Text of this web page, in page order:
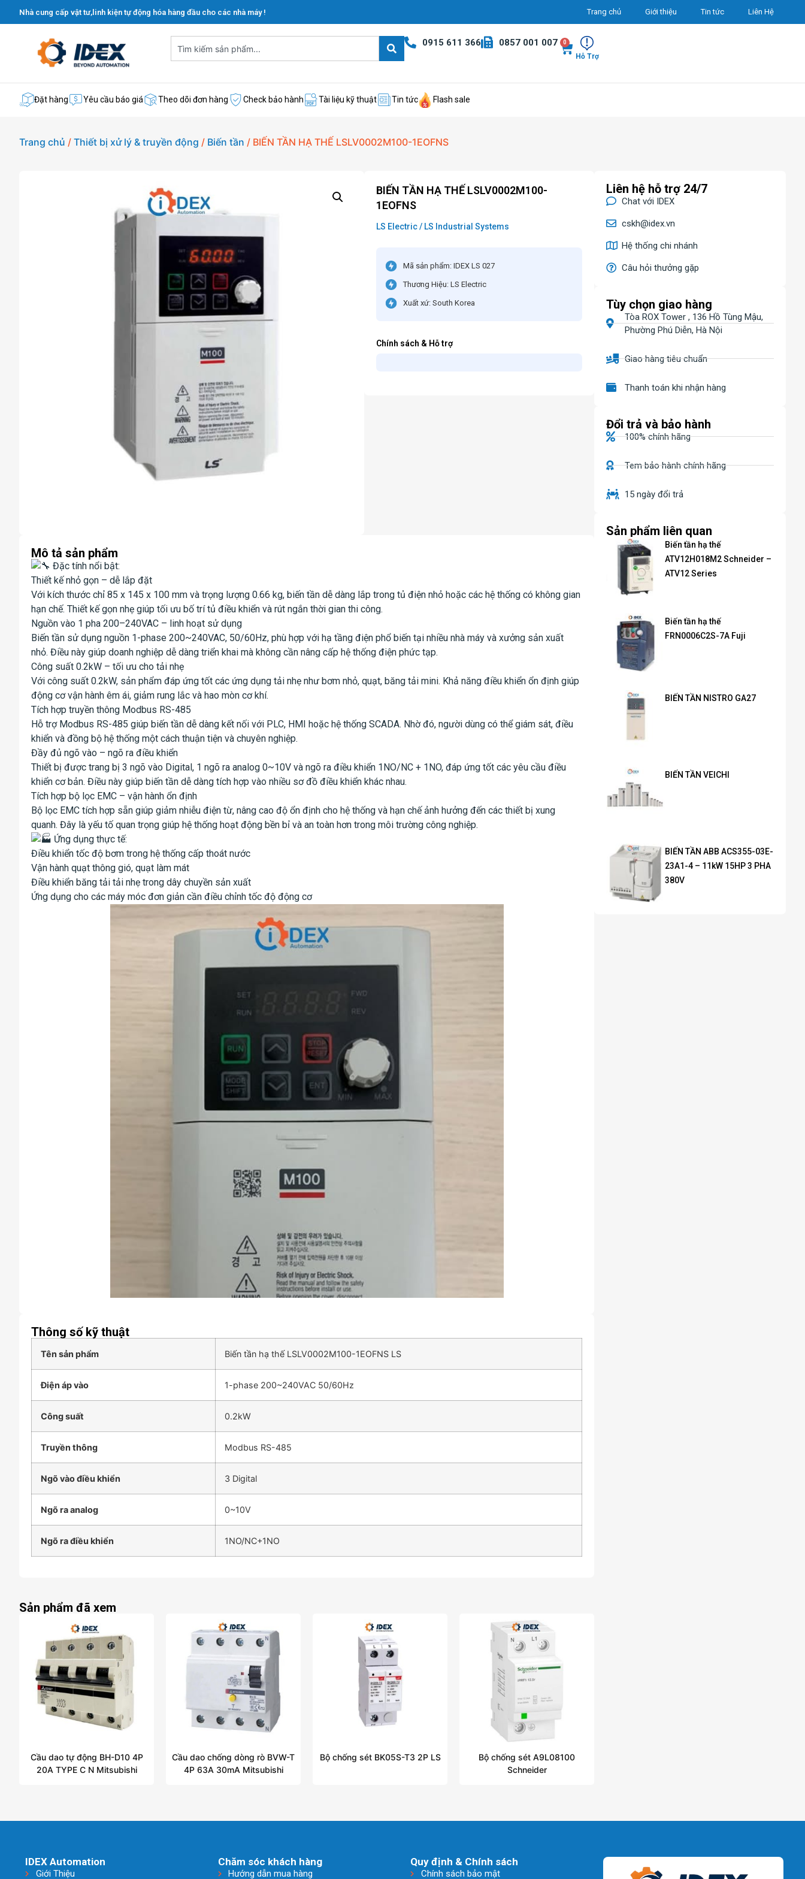
Nhà cung cấp vật tư,linh kiện tự động hóa hàng đầu cho các nhà máy ! Trang chủ Giới thiệu Tin tức Liên Hệ
0915 611 366 0857 001 007 0
Hỗ Trợ
Đặt hàng Yêu cầu báo giá Theo dõi đơn hàng Check bảo hành Tài liệu kỹ thuật Tin tức Flash sale
Trang chủ / Thiết bị xử lý & truyền động / Biến tần / BIẾN TẦN HẠ THẾ LSLV0002M100-1EOFNS
BIẾN TẦN HẠ THẾ LSLV0002M100-
1EOFNS
LS Electric / LS Industrial Systems
Mã sản phẩm: IDEX LS 027
Thương Hiệu: LS Electric
Xuất xứ: South Korea
Chính sách & Hỗ trợ
Mô tả sản phẩm
Đặc tính nổi bật:
Thiết kế nhỏ gọn – dễ lắp đặt
Với kích thước chỉ 85 x 145 x 100 mm và trọng lượng 0.66 kg, biến tần dễ dàng lắp trong tủ điện nhỏ hoặc các hệ thống có không gian
hạn chế. Thiết kế gọn nhẹ giúp tối ưu bố trí tủ điều khiển và rút ngắn thời gian thi công.
Nguồn vào 1 pha 200–240VAC – linh hoạt sử dụng
Biến tần sử dụng nguồn 1-phase 200~240VAC, 50/60Hz, phù hợp với hạ tầng điện phổ biến tại nhiều nhà máy và xưởng sản xuất
nhỏ. Điều này giúp doanh nghiệp dễ dàng triển khai mà không cần nâng cấp hệ thống điện phức tạp.
Công suất 0.2kW – tối ưu cho tải nhẹ
Với công suất 0.2kW, sản phẩm đáp ứng tốt các ứng dụng tải nhẹ như bơm nhỏ, quạt, băng tải mini. Khả năng điều khiển ổn định giúp
động cơ vận hành êm ái, giảm rung lắc và hao mòn cơ khí.
Tích hợp truyền thông Modbus RS-485
Hỗ trợ Modbus RS-485 giúp biến tần dễ dàng kết nối với PLC, HMI hoặc hệ thống SCADA. Nhờ đó, người dùng có thể giám sát, điều
khiển và đồng bộ hệ thống một cách thuận tiện và chuyên nghiệp.
Đầy đủ ngõ vào – ngõ ra điều khiển
Thiết bị được trang bị 3 ngõ vào Digital, 1 ngõ ra analog 0~10V và ngõ ra điều khiển 1NO/NC + 1NO, đáp ứng tốt các yêu cầu điều
khiển cơ bản. Điều này giúp biến tần dễ dàng tích hợp vào nhiều sơ đồ điều khiển khác nhau.
Tích hợp bộ lọc EMC – vận hành ổn định
Bộ lọc EMC tích hợp sẵn giúp giảm nhiễu điện từ, nâng cao độ ổn định cho hệ thống và hạn chế ảnh hưởng đến các thiết bị xung
quanh. Đây là yếu tố quan trọng giúp hệ thống hoạt động bền bỉ và an toàn hơn trong môi trường công nghiệp.
Ứng dụng thực tế:
Điều khiển tốc độ bơm trong hệ thống cấp thoát nước
Vận hành quạt thông gió, quạt làm mát
Điều khiển băng tải tải nhẹ trong dây chuyền sản xuất
Ứng dụng cho các máy móc đơn giản cần điều chỉnh tốc độ động cơ
Thông số kỹ thuật
Tên sản phẩm Biến tần hạ thế LSLV0002M100-1EOFNS LS
Điện áp vào 1-phase 200~240VAC 50/60Hz
Công suất 0.2kW
Truyền thông Modbus RS-485
Ngõ vào điều khiển 3 Digital
Ngõ ra analog 0~10V
Ngõ ra điều khiển 1NO/NC+1NO
Sản phẩm đã xem
Cầu dao tự động BH-D10 4P
20A TYPE C N Mitsubishi
Cầu dao chống dòng rò BVW-T
4P 63A 30mA Mitsubishi
Bộ chống sét BK05S-T3 2P LS
Bộ chống sét A9L08100
Schneider
Liên hệ hỗ trợ 24/7
Chat với IDEX
cskh@idex.vn
Hệ thống chi nhánh
Câu hỏi thưởng gặp
Tùy chọn giao hàng
Tòa ROX Tower , 136 Hồ Tùng Mậu,
Phường Phú Diễn, Hà Nội
Giao hàng tiêu chuẩn
Thanh toán khi nhận hàng
Đổi trả và bảo hành
100% chính hãng
Tem bảo hành chính hãng
15 ngày đổi trả
Sản phẩm liên quan
Biến tần hạ thế
ATV12H018M2 Schneider –
ATV12 Series
Biến tần hạ thế
FRN0006C2S-7A Fuji
BIẾN TẦN NISTRO GA27
BIẾN TẦN VEICHI
BIẾN TẦN ABB ACS355-03E-
23A1-4 – 11kW 15HP 3 PHA
380V
IDEX Automation
Giới Thiệu
Chăm sóc khách hàng
Hướng dẫn mua hàng
Quy định & Chính sách
Chính sách bảo mật